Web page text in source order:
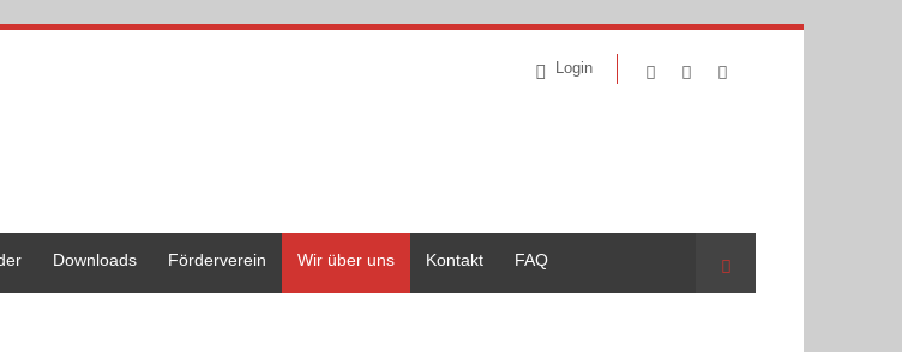
Login
Downloads Förderverein Wir über uns Kontakt FAQ Suche